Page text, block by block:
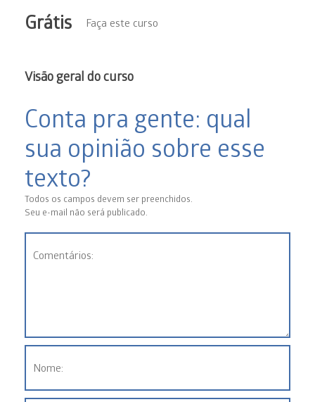
Grátis Faça este curso
Visão geral do curso
Conta pra gente: qual
sua opinião sobre esse
texto?
Todos os campos devem ser preenchidos.
Seu e-mail não será publicado.